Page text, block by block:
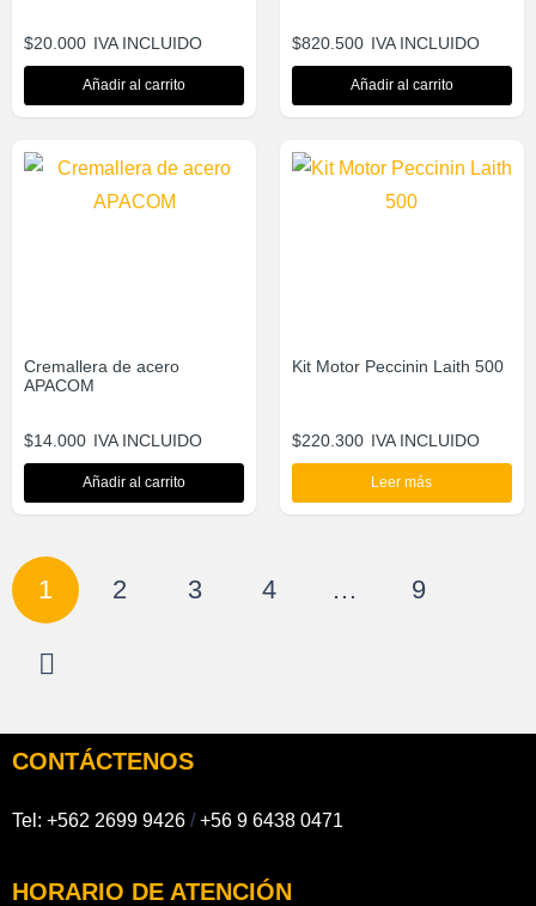
$20.000 IVA INCLUIDO
Añadir al carrito
$820.500 IVA INCLUIDO
Añadir al carrito
Cremallera de acero
APACOM
$14.000 IVA INCLUIDO
Añadir al carrito
Kit Motor Peccinin Laith 500
$220.300 IVA INCLUIDO
Leer más
1 2 3 4 … 9
CONTÁCTENOS
Tel: +562 2699 9426 / +56 9 6438 0471
HORARIO DE ATENCIÓN